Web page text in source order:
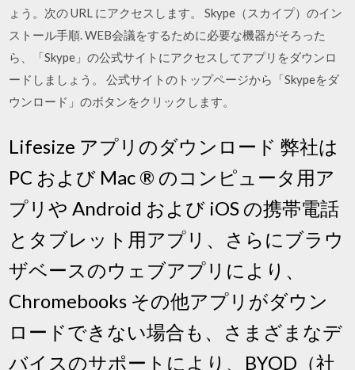
ょう。次の URL にアクセスします。 Skype（スカイプ）のイン
ストール手順. WEB会議をするために必要な機器がそろった
ら、「Skype」の公式サイトにアクセスしてアプリをダウンロ
ードしましょう。 公式サイトのトップページから「Skypeをダ
ウンロード」のボタンをクリックします。
Lifesize アプリのダウンロード 弊社は
PC および Mac ® のコンピュータ用ア
プリや Android および iOS の携帯電話
とタブレット用アプリ、さらにブラウ
ザベースのウェブアプリにより、
Chromebooks その他アプリがダウン
ロードできない場合も、さまざまなデ
バイスのサポートにより、BYOD（社